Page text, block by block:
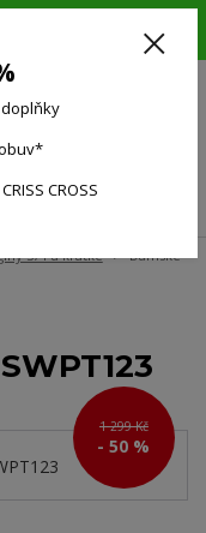
oblečení a doplňky !!!
3/4 a krátké
Dámské
1 299 Kč
- 50 %
CROSS